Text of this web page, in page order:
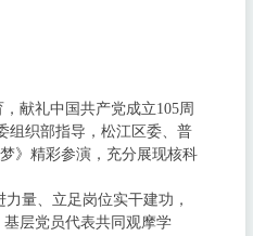
献礼中国共产党成立105周
组织部指导，松江区委、普
》精彩参演，充分展现核科
量、立足岗位实干建功，
层党员代表共同观摩学